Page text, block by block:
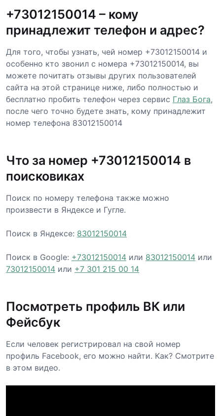
+73012150014 – кому
принадлежит телефон и адрес?
Для того, чтобы узнать, чей номер +73012150014 и
особенно кто звонил с номера +73012150014, вы
можете почитать отзывы других пользователей
сайта на этой странице ниже, либо полностью и
бесплатно пробить телефон через сервис Глаз Бога,
после чего точно будете знать, кому принадлежит
номер телефона 83012150014
Что за номер +73012150014 в
поисковиках
Поиск по номеру телефона также можно
произвести в Яндексе и Гугле.
Поиск в Яндексе: 83012150014
Поиск в Google: +73012150014 или 83012150014 или
73012150014 или +7 301 215 00 14
Посмотреть профиль ВК или
Фейсбук
Если человек регистрировал на свой номер
профиль Facebook, его можно найти. Как? Смотрите
в этом видео.